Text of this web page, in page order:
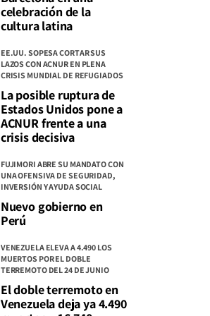
celebración de la
cultura latina
EE.UU. SOPESA CORTAR SUS
LAZOS CON ACNUR EN PLENA
CRISIS MUNDIAL DE REFUGIADOS
La posible ruptura de
Estados Unidos pone a
ACNUR frente a una
crisis decisiva
FUJIMORI ABRE SU MANDATO CON
UNA OFENSIVA DE SEGURIDAD,
INVERSIÓN Y AYUDA SOCIAL
Nuevo gobierno en
Perú
VENEZUELA ELEVA A 4.490 LOS
MUERTOS POR EL DOBLE
TERREMOTO DEL 24 DE JUNIO
El doble terremoto en
Venezuela deja ya 4.490